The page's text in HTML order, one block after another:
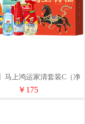
马上鸿运家清套装C（净
含量4881g)
￥175